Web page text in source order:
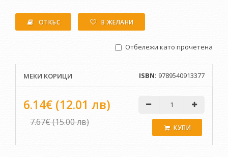
Панко Анчев
ОТКЪС В ЖЕЛАНИ
Отбележи като прочетена
МЕКИ КОРИЦИ ISBN: 9789540913377
6.14€ (12.01 лв)
7.67€ (15.00 лв)
КУПИ